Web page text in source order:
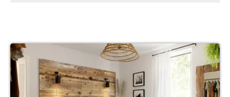
Viele Inspiration, von der Einliegerwohnung bis zum